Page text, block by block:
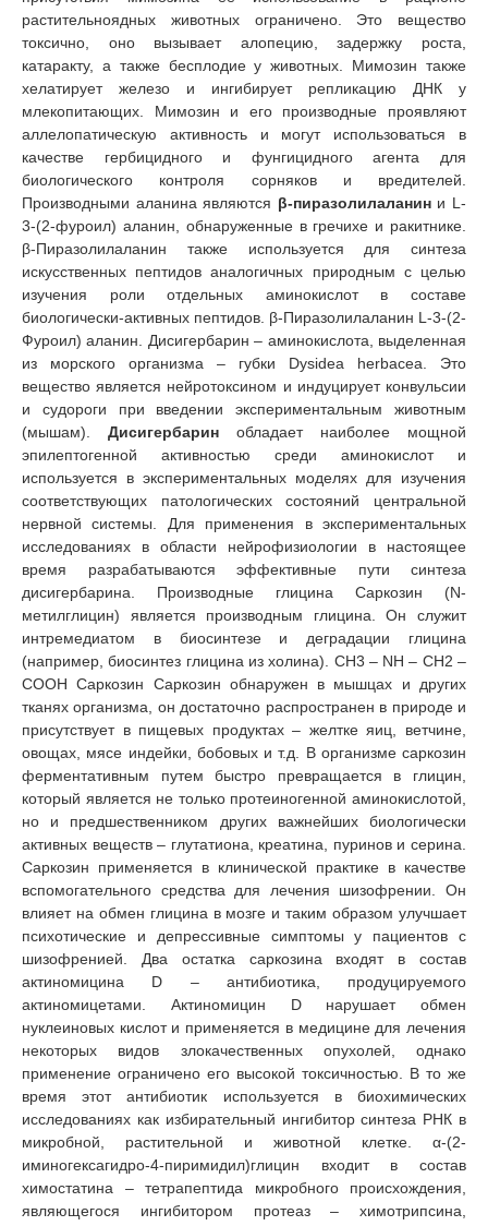
растительноядных животных ограничено. Это вещество
токсично, оно вызывает алопецию, задержку роста,
катаракту, а также бесплодие у животных. Мимозин также
хелатирует железо и ингибирует репликацию ДНК у
млекопитающих. Мимозин и его производные проявляют
аллелопатическую активность и могут использоваться в
качестве гербицидного и фунгицидного агента для
биологического контроля сорняков и вредителей.
Производными аланина являются β-пиразолилаланини L-
3-(2-фуроил) аланин, обнаруженные в гречихе и ракитнике.
β-Пиразолилаланин также используется для синтеза
искусственных пептидов аналогичных природным с целью
изучения роли отдельных аминокислот в составе
биологически-активных пептидов. β-Пиразолилаланин L-3-(2-
Фуроил) аланин. Дисигербарин – аминокислота, выделенная
из морского организма – губки Dysidea herbacea. Это
вещество является нейротоксином и индуцирует конвульсии
и судороги при введении экспериментальным животным
(мышам). Дисигербарин обладает наиболее мощной
эпилептогенной активностью среди аминокислот и
используется в экспериментальных моделях для изучения
соответствующих патологических состояний центральной
нервной системы. Для применения в экспериментальных
исследованиях в области нейрофизиологии в настоящее
время разрабатываются эффективные пути синтеза
дисигербарина. Производные глицина Саркозин (N-
метилглицин) является производным глицина. Он служит
интремедиатом в биосинтезе и деградации глицина
(например, биосинтез глицина из холина). СН3 – NH – CH2 –
COOH Саркозин Cаркозин обнаружен в мышцах и других
тканях организма, он достаточно распространен в природе и
присутствует в пищевых продуктах – желтке яиц, ветчине,
овощах, мясе индейки, бобовых и т.д. В организме саркозин
ферментативным путем быстро превращается в глицин,
который является не только протеиногенной аминокислотой,
но и предшественником других важнейших биологически
активных веществ – глутатиона, креатина, пуринов и серина.
Саркозин применяется в клинической практике в качестве
вспомогательного средства для лечения шизофрении. Он
влияет на обмен глицина в мозге и таким образом улучшает
психотические и депрессивные симптомы у пациентов с
шизофренией. Два остатка саркозина входят в состав
актиномицина D – антибиотика, продуцируемого
актиномицетами. Актиномицин D нарушает обмен
нуклеиновых кислот и применяется в медицине для лечения
некоторых видов злокачественных опухолей, однако
применение ограничено его высокой токсичностью. В то же
время этот антибиотик используется в биохимических
исследованиях как избирательный ингибитор синтеза РНК в
микробной, растительной и животной клетке. α-(2-
иминогексагидро-4-пиримидил)глицин входит в состав
химостатина – тетрапептида микробного происхождения,
являющегося ингибитором протеаз – химотрипсина,